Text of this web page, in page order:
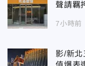
聲請羈
7小時前
影/新